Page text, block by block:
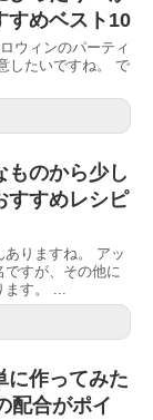
すめベスト10
ウィンのパーティ
したいですね。 で
のから少し
すすめレシピ
ありますね。 アッ
ですが、その他に
ます。 ...
に作ってみた
配合がポイ